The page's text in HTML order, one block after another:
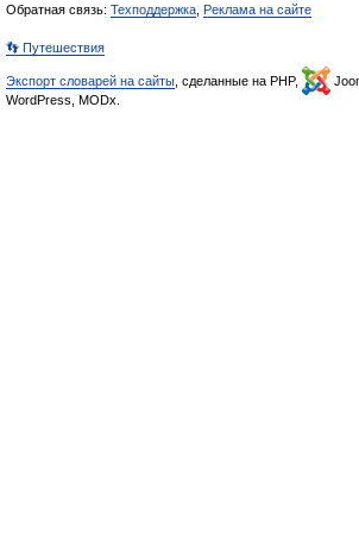
Обратная связь: Техподдержка Реклама на сайте
👣 Путешествия
Экспорт словарей на сайты , сделанные на PHP,
WordPress, MODx.